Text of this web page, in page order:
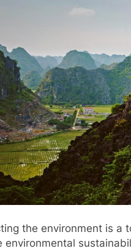
the environment is a
environmental